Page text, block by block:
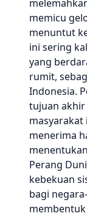
memicu
menuntut
ini sering
yang
rumit,
Indonesia.
tujuan akhir
menerima
Perang
kebekuan
bagi